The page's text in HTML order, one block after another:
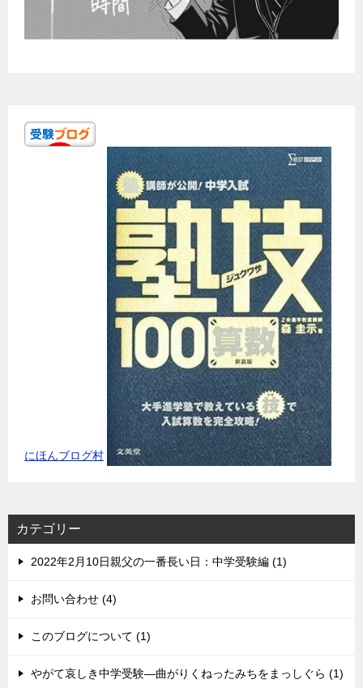
にほんブログ村
カテゴリー
2022年2月10日親父の一番長い日：中学受験編 (1)
お問い合わせ (4)
このブログについて (1)
やがて哀しき中学受験―曲がりくねったみちをまっしぐら (1)